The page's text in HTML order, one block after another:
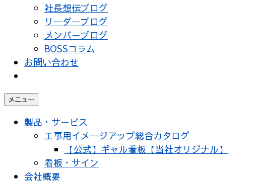
社長想伝ブログ
リーダーブログ
メンバーブログ
BOSSコラム
お問い合わせ
メニュー
製品・サービス
工事用イメージアップ総合カタログ
【公式】ギャル看板【当社オリジナル】
看板・サイン
会社概要